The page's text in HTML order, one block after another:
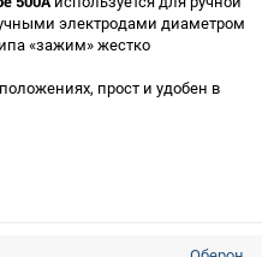
электродами диаметром
«зажим» жестко
прост и удобен в